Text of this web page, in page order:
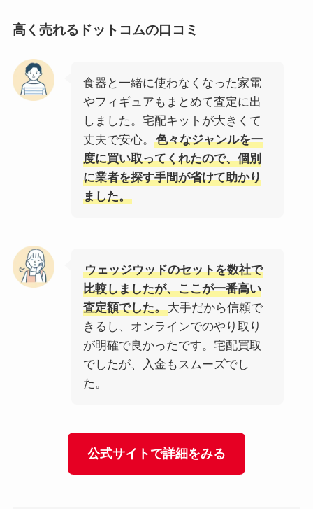
高く売れるドットコムの口コミ
食器と一緒に使わなくなった家電
やフィギュアもまとめて査定に出
しました。宅配キットが大きくて
丈夫で安心。
色々なジャンルを一
度に買い取ってくれたので、個別
に業者を探す手間が省けて助かり
ました。
ウェッジウッドのセットを数社で
比較しましたが、ここが一番高い
査定額でした。大手だから信頼で
きるし、オンラインでのやり取り
が明確で良かったです。宅配買取
でしたが、入金もスムーズでし
た。
公式サイトで詳細をみる